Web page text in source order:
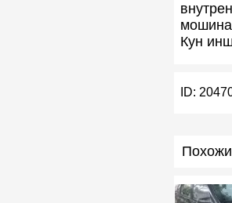
Кун
ID: